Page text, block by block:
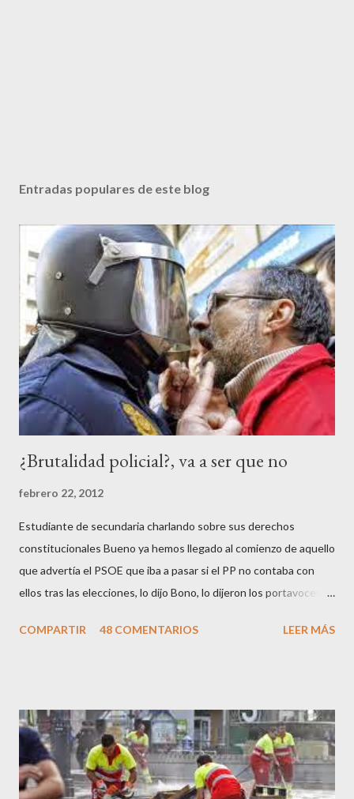
b
c
o
m
e
n
t
i
Entradas populares de este blog
¿Brutalidad policial?, va a ser que no
febrero 22, 2012
Estudiante de secundaria charlando sobre sus derechos
constitucionales Bueno ya hemos llegado al comienzo de aquello
que advertía el PSOE que iba a pasar si el PP no contaba con
ellos tras las elecciones, lo dijo Bono, lo dijeron los portavoces
los okupas, los red skins, los sharps o los anarcos porque a estos
caballeretes salieran en Valencia a la calle, dispuestos a hacer lo
que les viniera en gana, manifestarse sin la autorización
pertinente, cortar el tráfico de las calles más céntricas, volcar los
contenedores de vidrio para tener botellas a mano para agredir a
COMPARTIR 48 COMENTARIOS LEER MÁS